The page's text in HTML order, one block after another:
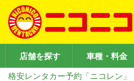
店舗を探す 車種・料金
格安レンタカー予約「ニコレン」